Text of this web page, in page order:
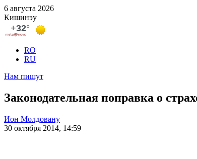
6 августа 2026
Кишинэу
RO
RU
Нам пишут
Законодательная поправка о
Ион Молдовану
30 октября 2014, 14:59